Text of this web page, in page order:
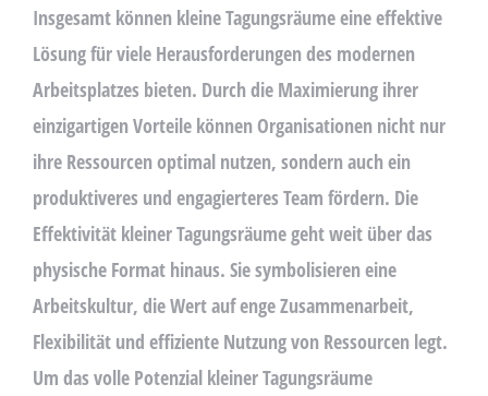
Insgesamt können kleine Tagungsräume eine effektive
Lösung für viele Herausforderungen des modernen
Arbeitsplatzes bieten. Durch die Maximierung ihrer
einzigartigen Vorteile können Organisationen nicht nur
ihre Ressourcen optimal nutzen, sondern auch ein
produktiveres und engagierteres Team fördern. Die
Effektivität kleiner Tagungsräume geht weit über das
physische Format hinaus. Sie symbolisieren eine
Arbeitskultur, die Wert auf enge Zusammenarbeit,
Flexibilität und effiziente Nutzung von Ressourcen legt.
Um das volle Potenzial kleiner Tagungsräume